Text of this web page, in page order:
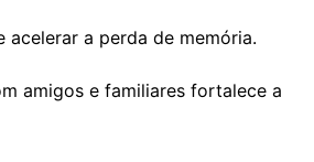
acelerar a perda de memória.
amigos e familiares fortalece a